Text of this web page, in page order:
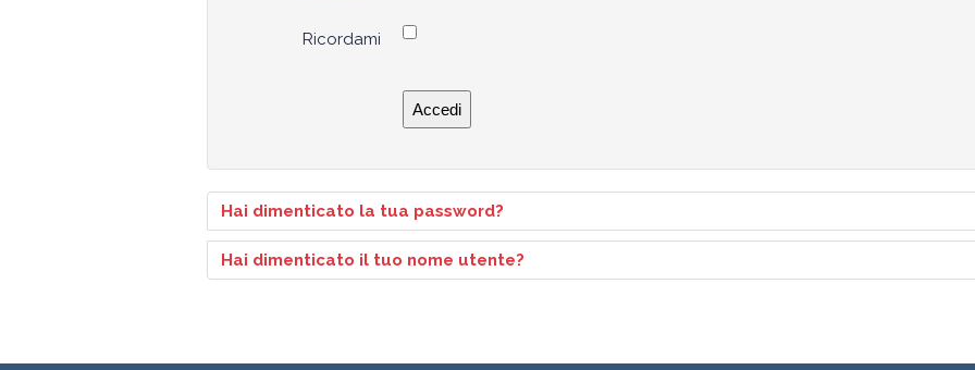
Ricordami
Accedi
Hai dimenticato la tua password?
Hai dimenticato il tuo nome utente?